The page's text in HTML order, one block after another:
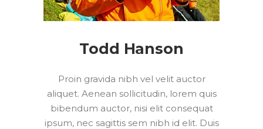
Todd Hanson
Proin gravida nibh vel velit auctor
aliquet. Aenean sollicitudin, lorem quis
bibendum auctor, nisi elit consequat
ipsum, nec sagittis sem nibh id elit. Duis